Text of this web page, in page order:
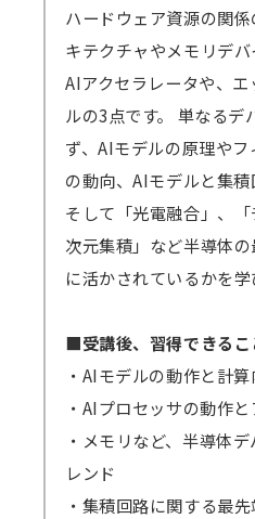
です。
→参加方法はこちら
→一部のブラウザは音声
具合が起きる可能性があ
対応ブラウザ
をご確
ストミーティング
を
（iOSやAndroidOS ご
インストールが必須と
起点に1週間となります
ex）2/6（月）開催 セ
でに配信開始 → 2/17（
→見逃し視聴について
視聴できるかご確認く
画へ）パスワード「
＜見逃し視聴ご案内の
メールにて視聴用
い場合は必ず弊社までご
準備出来しだい配信
が早まる可能性もござい
了日は変わりません。
ーの場合、2/8から開始
聴可能です。
ハードウェア資源の関
キテクチャやメモリデ
AIアクセラレータや、
ルの3点です。 単なるデ
ず、AIモデルの原理や
の動向、AIモデルと集積
そして「光電融合」、
次元集積」など半導体
に活かされているかを学
■受講後、習得できるこ
・AIモデルの動作と計
・AIプロセッサの動作
・メモリなど、半導体
レンド
・集積回路に関する最